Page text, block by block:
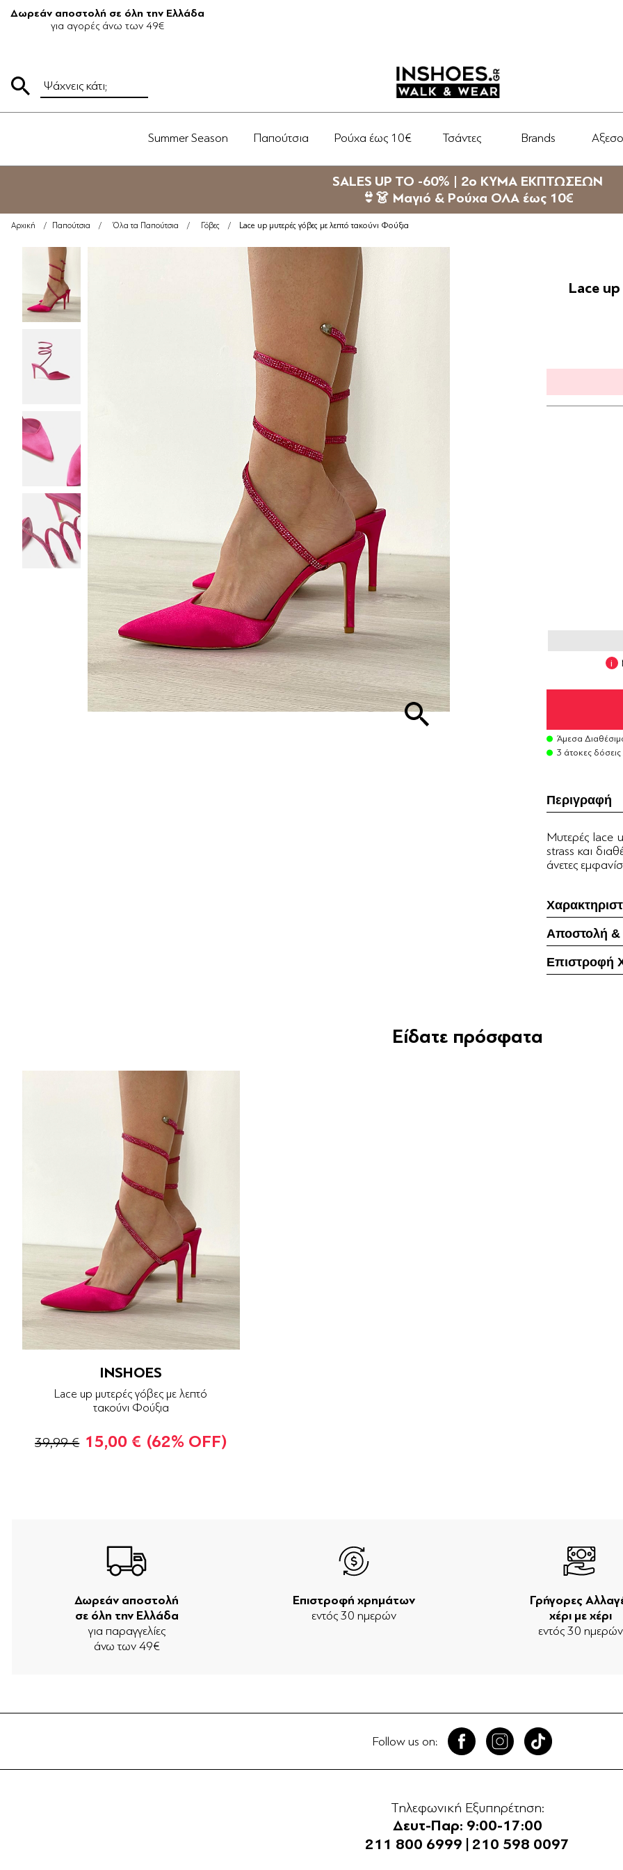
Δωρεάν αποστολή σε όλη την Ελλάδα
για αγορές άνω των 49€
Summer Season Παπούτσια Ρούχα έως 10€ Τσάντες Brands
SALES UP TO -60% | 2ο ΚΥΜΑ ΕΚΠΤΩΣΕΩΝ
👙👗 Μαγιό & Ρούχα ΟΛΑ έως 10€
Αρχική / Παπούτσια / Όλα τα Παπούτσια / Γόβες / Lace up μυτερές γόβες με λεπτό τακούνι Φούξια
Lace up
Άμεσα
3 άτοκες
Περιγραφή
Mυτερές lace
strass και
άνετες
Αποστολή
Επιστροφή
Είδατε πρόσφατα
INSHOES
Lace up μυτερές γόβες με λεπτό
τακούνι Φούξια
39,99 € 15,00 € (62% OFF)
Δωρεάν αποστολή
σε όλη την Ελλάδα
για παραγγελίες
άνω των 49€
Επιστροφή χρημάτων
εντός 30 ημερών
Γρήγορες
χέρι με χέρι
εντός 30 ημερών
Follow us on:
Τηλεφωνική Εξυπηρέτηση:
Δευτ-Παρ: 9:00-17:00
211 800 6999
210 598 0097